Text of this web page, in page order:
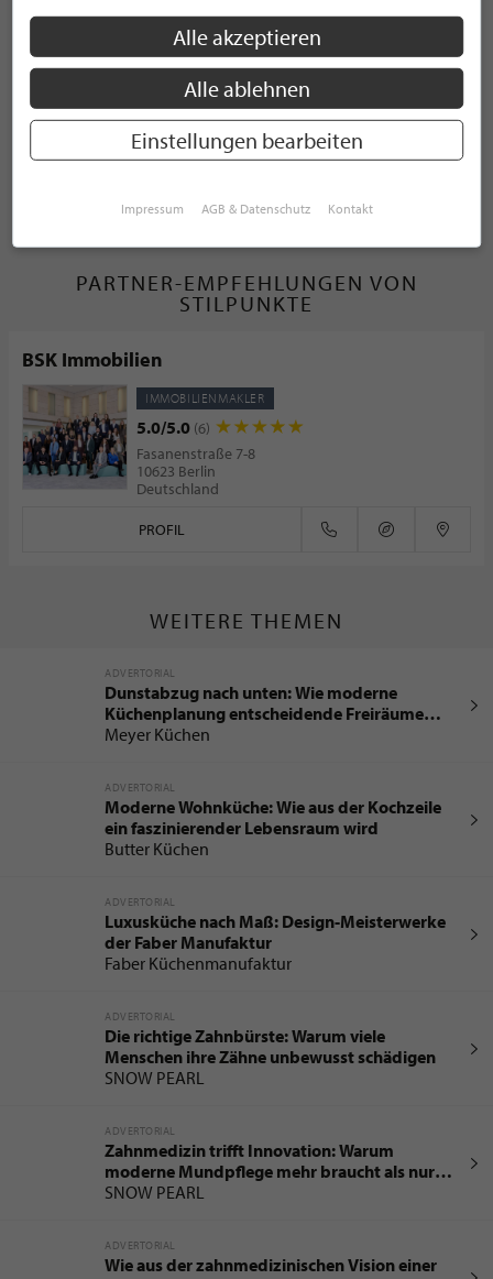
Zum Newsletter anmelden
PARTNER-EMPFEHLUNGEN VON
STILPUNKTE
BSK Immobilien
IMMOBILIENMAKLER
5.0/5.0 (6)
Fasanenstraße 7-8
10623 Berlin
Deutschland
PROFIL
WEITERE THEMEN
ADVERTORIAL
Dunstabzug nach unten: Wie moderne
Küchenplanung entscheidende Freiräume
schafft
Meyer Küchen
Moderne Wohnküche: Wie aus der Kochzeile
ein faszinierender Lebensraum wird
Butter Küchen
der Faber Manufaktur
Faber Küchenmanufaktur
ADVERTORIAL
Alle akzeptieren
Alle ablehnen
Einstellungen bearbeiten
Impressum AGB & Datenschutz Kontakt